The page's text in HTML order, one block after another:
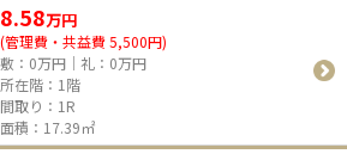
8.58万円
(管理費・共益費 5,500円)
敷：0万円｜礼：0万円
所在階：1階
間取り：1R
面積：17.39㎡